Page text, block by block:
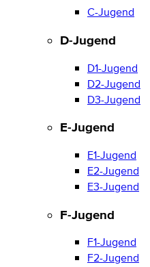
C-Jugend
D-Jugend
D1-Jugend
D2-Jugend
D3-Jugend
E-Jugend
E1-Jugend
E2-Jugend
E3-Jugend
F-Jugend
F1-Jugend
F2-Jugend